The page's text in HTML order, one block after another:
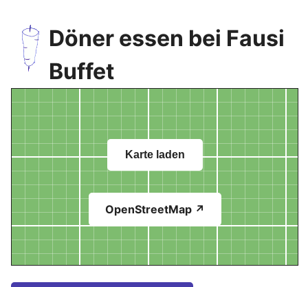
Döner essen bei Fausi
Buffet
Karte laden
OpenStreetMap ↗